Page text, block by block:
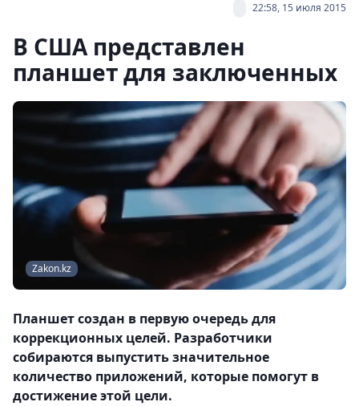
22:58, 15 июля 2015
В США представлен
планшет для заключенных
Zakon.kz
Планшет создан в первую очередь для
коррекционных целей. Разработчики
собираются выпустить значительное
количество приложений, которые помогут в
достижение этой цели.